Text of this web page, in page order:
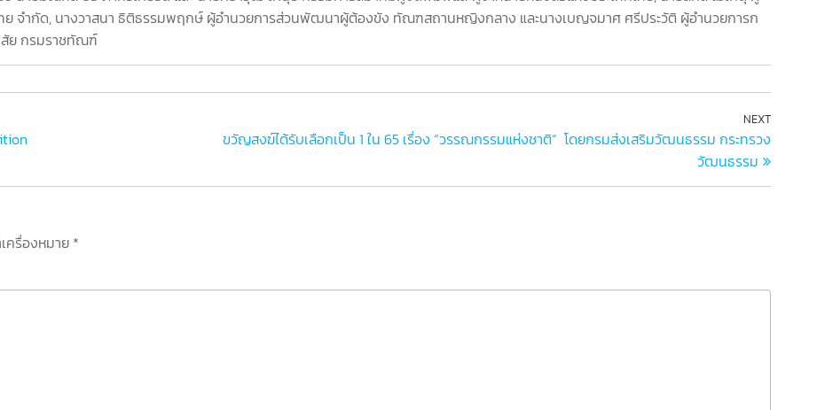
จำกัด, นางวาสนา ธิติธรรมพฤกษ์ ผู้อำนวยการส่วนพัฒนาผู้ต้องขัง ทัณฑสถานหญิงกลาง และนางเบญจมาศ ศรีประวัติ ผู้อำนวยการก
ย กรมราชทัณฑ์
NEXT
ขวัญสงฆ์ได้รับเลือกเป็น 1 ใน 65 เรื่อง “วรรณกรรมแห่งชาติ” โดยกรมส่งเสริมวัฒนธรรม กระทรวง
วัฒนธรรม
ครื่องหมาย *